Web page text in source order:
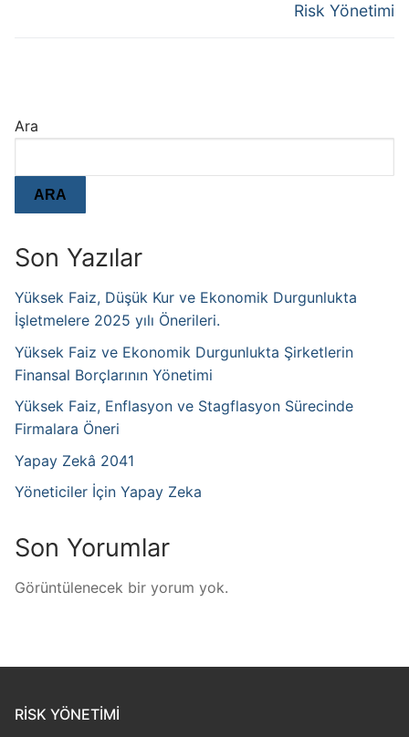
Risk Yönetimi
Ara
ARA
Son Yazılar
Yüksek Faiz, Düşük Kur ve Ekonomik Durgunlukta
İşletmelere 2025 yılı Önerileri.
Yüksek Faiz ve Ekonomik Durgunlukta Şirketlerin
Finansal Borçlarının Yönetimi
Yüksek Faiz, Enflasyon ve Stagflasyon Sürecinde
Firmalara Öneri
Yapay Zekâ 2041
Yöneticiler İçin Yapay Zeka
Son Yorumlar
Görüntülenecek bir yorum yok.
RISK YÖNETIMI